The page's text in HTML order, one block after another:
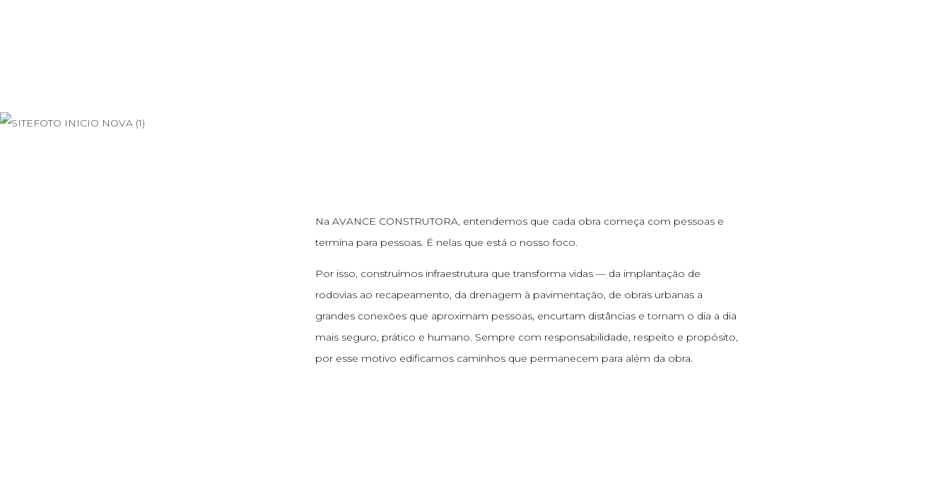
Na AVANCE CONSTRUTORA, entendemos que cada obra começa com pessoas e
termina para pessoas. É nelas que está o nosso foco.
Por isso, construímos infraestrutura que transforma vidas — da implantação de
rodovias ao recapeamento, da drenagem à pavimentação, de obras urbanas a
grandes conexões que aproximam pessoas, encurtam distâncias e tornam o dia a dia
mais seguro, prático e humano. Sempre com responsabilidade, respeito e propósito,
por esse motivo edificamos caminhos que permanecem para além da obra.